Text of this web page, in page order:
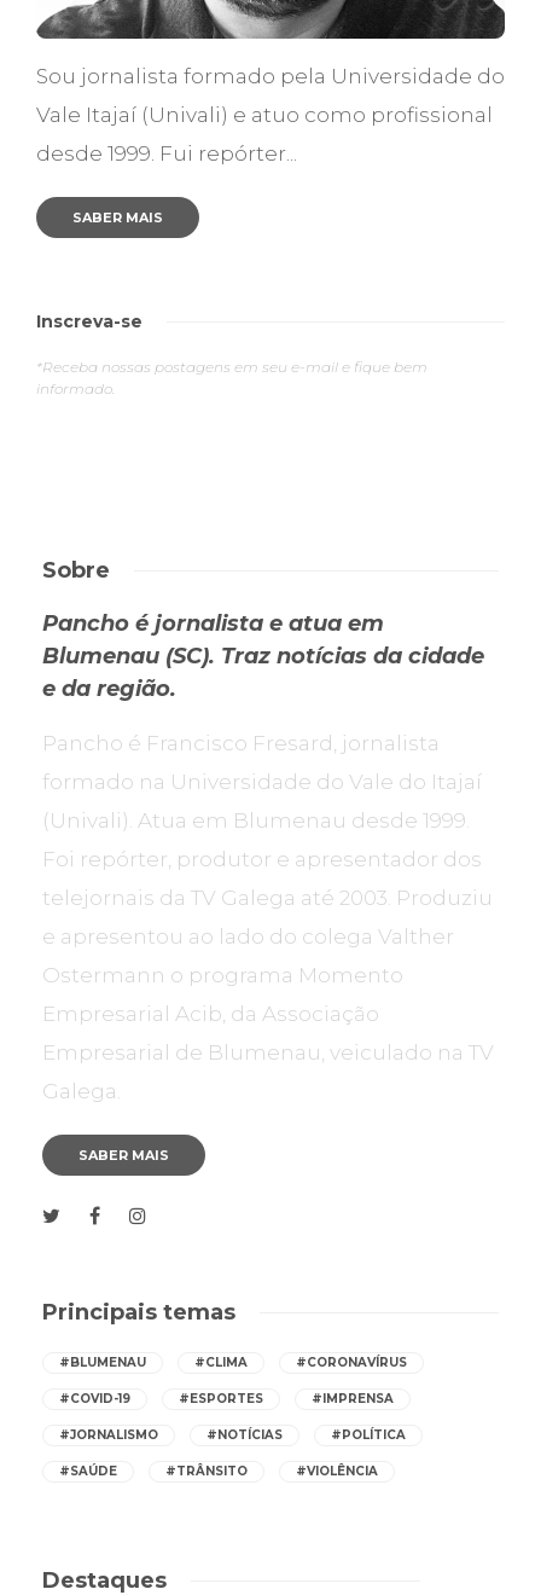
Sou jornalista formado pela Universidade do
Vale Itajaí (Univali) e atuo como profissional
desde 1999. Fui repórter...
SABER MAIS
Inscreva-se
*Receba nossas postagens em seu e-mail e fique bem
informado.
Sobre
Pancho é jornalista e atua em
Blumenau (SC). Traz notícias da cidade
e da região.
Pancho é Francisco Fresard, jornalista
formado na Universidade do Vale do Itajaí
(Univali). Atua em Blumenau desde 1999.
Foi repórter, produtor e apresentador dos
telejornais da TV Galega até 2003. Produziu
e apresentou ao lado do colega Valther
Ostermann o programa Momento
Empresarial Acib, da Associação
Empresarial de Blumenau, veiculado na TV
Galega.
SABER MAIS
Principais temas
#BLUMENAU #CLIMA #CORONAVÍRUS
#COVID-19 #ESPORTES #IMPRENSA
#JORNALISMO #NOTÍCIAS #POLÍTICA
#SAÚDE #TRÂNSITO #VIOLÊNCIA
Destaques